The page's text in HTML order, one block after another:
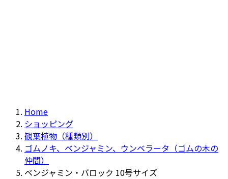
Home
ショッピング
観葉植物（種類別）
ゴムノキ、ベンジャミン、ウンベラータ（ゴムの木の
仲間）
ベンジャミン・バロック 10号サイズ